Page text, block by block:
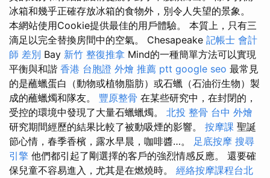
冰箱和幾乎正確存放冰箱的食物外，別令人失望的景象。
本網站使用Cookie提供最佳的用戶體驗。 本質上，只有三
滴足以完全替換房間中的空氣。 Chesapeake 記帳士 會計
師 差別 Bay 新竹 整復推拿 Mind的一種簡單方法可以實現
平衡與和諧 香港 台胞證 外燴 推薦 ptt google seo 最常見
的是蘸蠟蛋白（動物或植物脂肪）或石蠟（石油衍生物）製
成的蘸蠟燭和隊友。 豐原整骨 在某些研究中，在封閉的，
受控的環境中發現了大量石蠟蠟燭。 北投 整骨 台中 外燴
研究期間經歷的結果比較了被動吸煙的影響。 按摩課 聖誕
節心情，春季香檳，露水早晨，咖啡醬…。 足底按摩 搜尋
引擎 他們都引起了剛選擇的客戶的強烈情感反應。 還要確
保兒童不容易進入，尤其是在燃燒時。 經絡按摩課程台北